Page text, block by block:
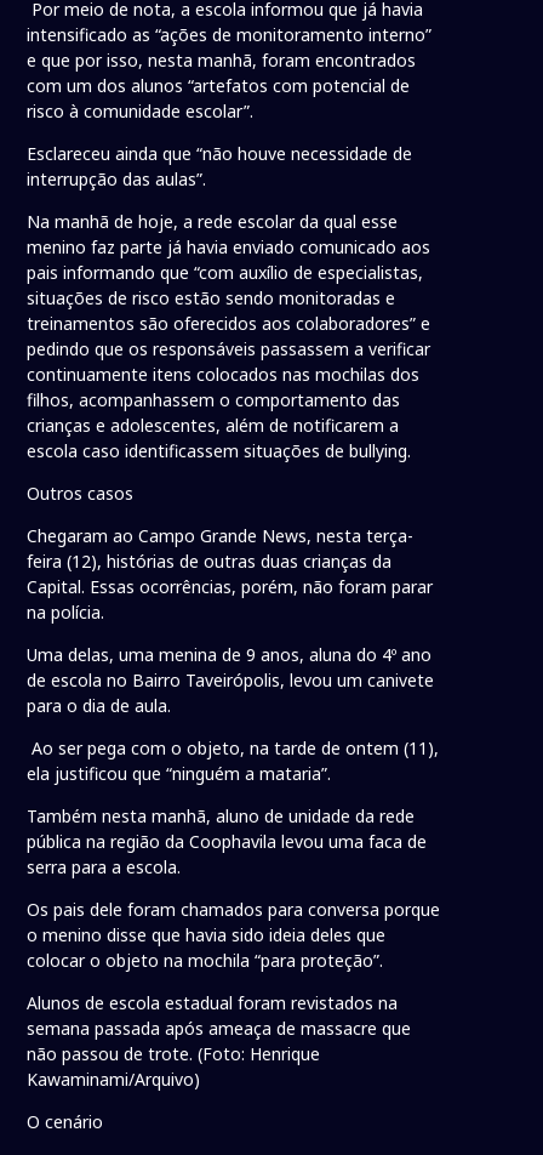
Por meio de nota, a escola informou que já havia
intensificado as “ações de monitoramento interno”
e que por isso, nesta manhã, foram encontrados
com um dos alunos “artefatos com potencial de
risco à comunidade escolar”.
Esclareceu ainda que “não houve necessidade de
interrupção das aulas”.
Na manhã de hoje, a rede escolar da qual esse
menino faz parte já havia enviado comunicado aos
pais informando que “com auxílio de especialistas,
situações de risco estão sendo monitoradas e
treinamentos são oferecidos aos colaboradores” e
pedindo que os responsáveis passassem a verificar
continuamente itens colocados nas mochilas dos
filhos, acompanhassem o comportamento das
crianças e adolescentes, além de notificarem a
escola caso identificassem situações de bullying.
Outros casos
Chegaram ao Campo Grande News, nesta terça-
feira (12), histórias de outras duas crianças da
Capital. Essas ocorrências, porém, não foram parar
na polícia.
Uma delas, uma menina de 9 anos, aluna do 4º ano
de escola no Bairro Taveirópolis, levou um canivete
para o dia de aula.
Ao ser pega com o objeto, na tarde de ontem (11),
ela justificou que “ninguém a mataria”.
Também nesta manhã, aluno de unidade da rede
pública na região da Coophavila levou uma faca de
serra para a escola.
Os pais dele foram chamados para conversa porque
o menino disse que havia sido ideia deles que
colocar o objeto na mochila “para proteção”.
Alunos de escola estadual foram revistados na
semana passada após ameaça de massacre que
não passou de trote. (Foto: Henrique
Kawaminami/Arquivo)
O cenário